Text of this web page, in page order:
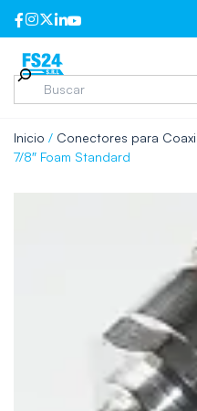
Inicio / Conectores para
7/8″ Foam Standard